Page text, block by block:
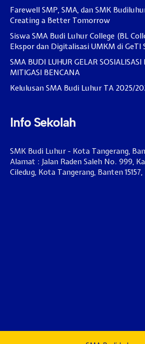
Farewell SMP, SMA, dan SMK
Creating a Better Tomorrow
Siswa SMA Budi Luhur College (BL
Ekspor dan Digitalisasi UMKM di GeTI
SMA BUDI LUHUR GELAR
MITIGASI BENCANA
Kelulusan SMA Budi Luhur TA 2025/
Info Sekolah
SMK Budi Luhur - Kota Tangerang,
Alamat : Jalan Raden Saleh No. 999,
Ciledug, Kota Tangerang, Banten